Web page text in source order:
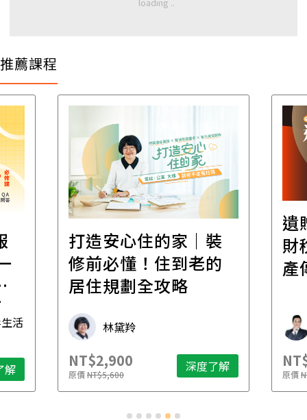
推薦課程
活
解
打造安心住的家｜裝
修前必懂！住到老的
居住規劃全攻略
林黛羚
NT$2,900
原價NT$5,600 深度了解
遺
財
產
原價